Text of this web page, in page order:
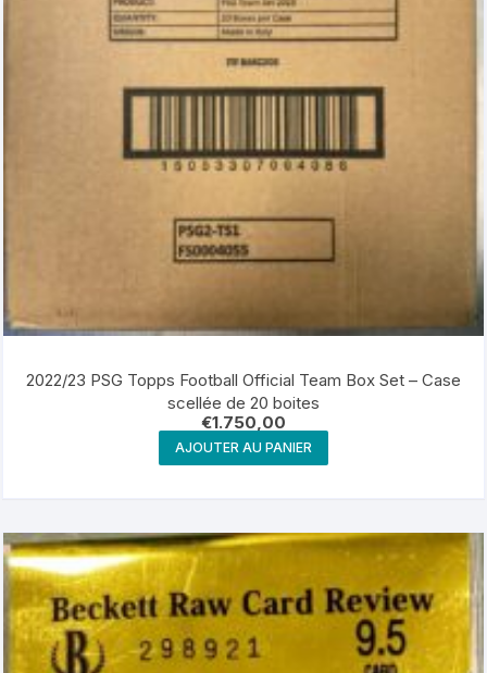
2022/23 PSG Topps Football Official Team Box Set – Case
scellée de 20 boites
€1.750,00
AJOUTER AU PANIER